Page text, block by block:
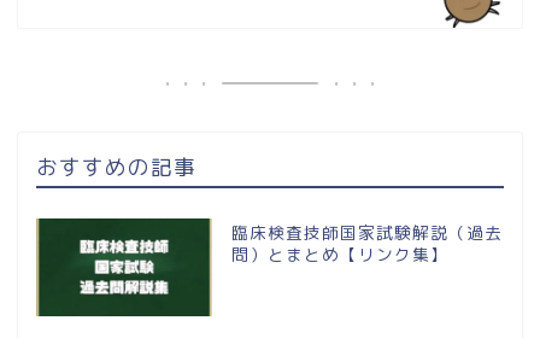
おすすめの記事
臨床検査技師国家試験解説（過去
問）とまとめ【リンク集】